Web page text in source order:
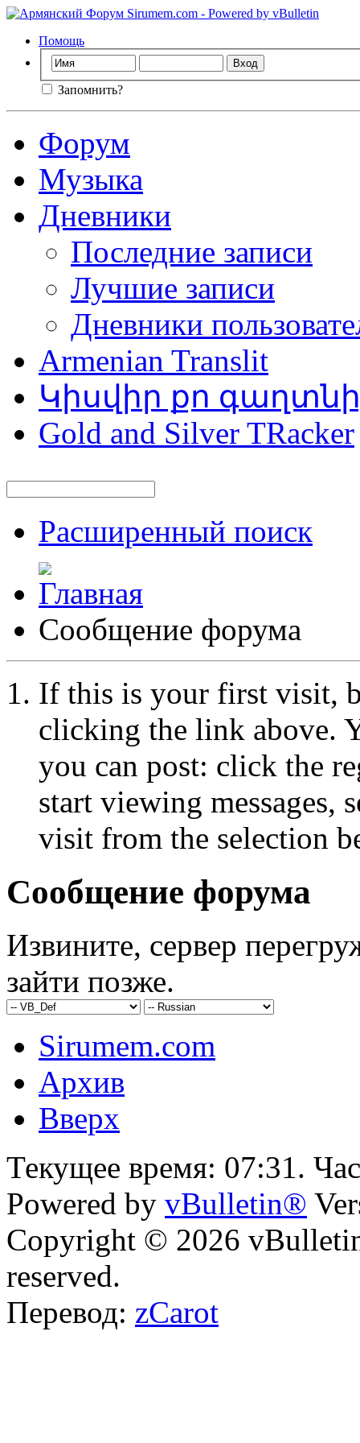
Помощь
Запомнить?
Форум
Музыка
Дневники
Последние записи
Лучшие записи
Дневники
Armenian Translit
Կիսվիր քո
Gold and Silver TRacker
Расширенный поиск
Сообщение форума
If this is your first visit,
clicking the link above.
you can post: click the
start viewing messages,
visit from the selection
Сообщение форума
Извините, сервер
зайти позже.
Sirumem.com
Архив
Вверх
Текущее время: 07:31.
Powered by vBulletin®
Copyright © 2026
reserved.
Перевод: zCarot